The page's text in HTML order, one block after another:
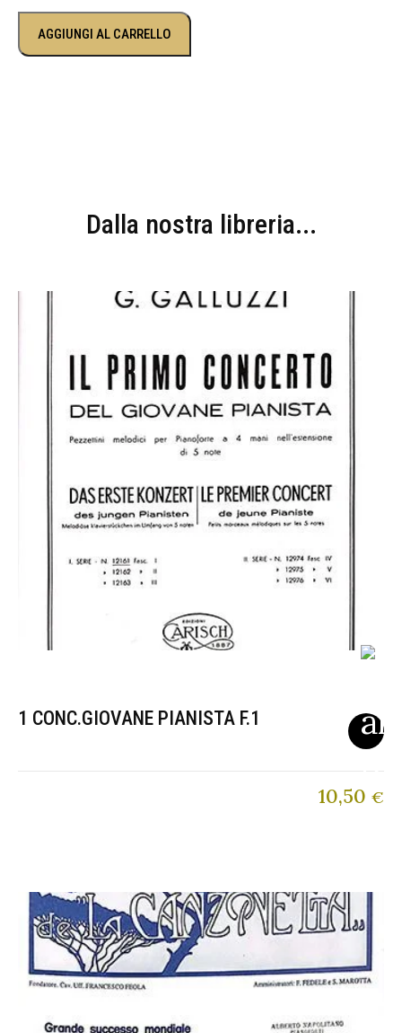
AGGIUNGI AL CARRELLO
Dalla nostra libreria...
1 CONC.GIOVANE PIANISTA F.1
10,50 €